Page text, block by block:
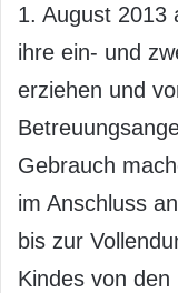
1. August 2013
ihre ein- und
erziehen und
Gebrauch
im Anschluss
bis zur
Kindes von den